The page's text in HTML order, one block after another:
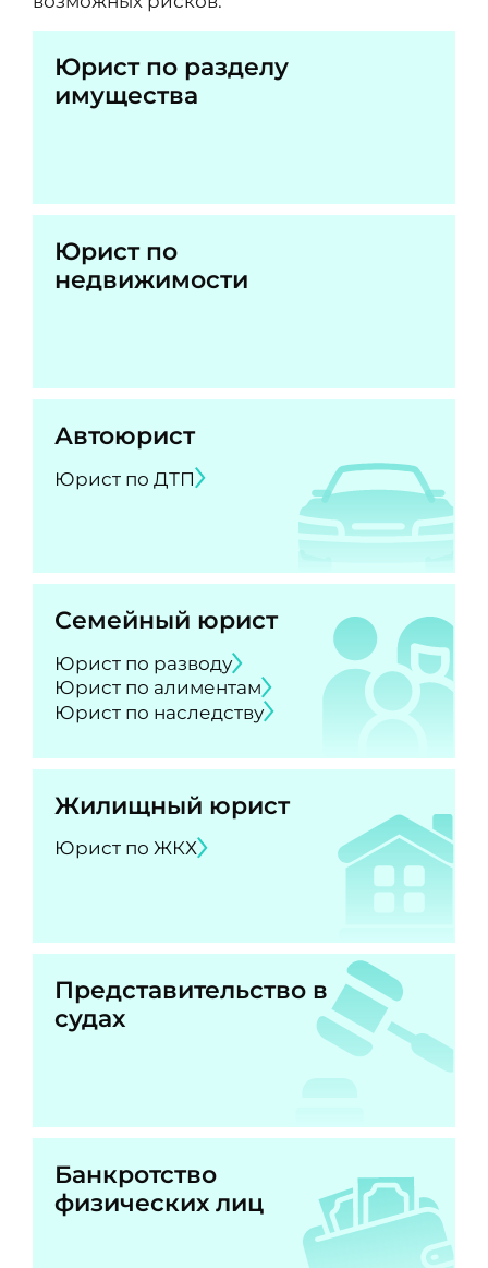
Юрист по разделу
имущества
Юрист по
недвижимости
Автоюрист
Юрист по ДТП
Семейный юрист
Юрист по разводу
Юрист по алиментам
Юрист по наследству
Жилищный юрист
Юрист по ЖКХ
Представительство в
судах
Банкротство
физических лиц